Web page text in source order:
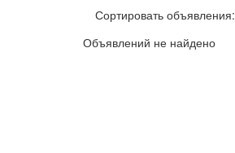
Сортировать объявления:
Объявлений не найдено